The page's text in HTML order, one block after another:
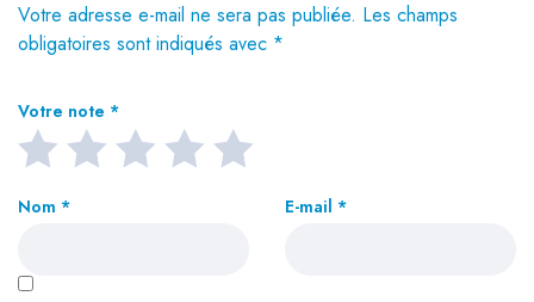
Votre adresse e-mail ne sera pas publiée. Les champs
obligatoires sont indiqués avec *
Votre note *
Nom * E-mail *